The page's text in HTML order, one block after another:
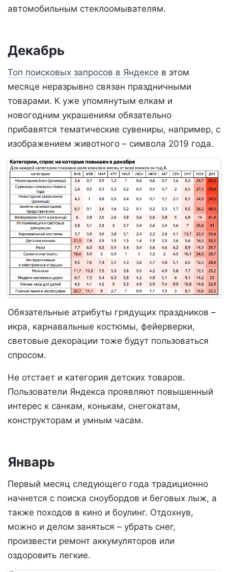
автомобильным стеклоомывателям.
Декабрь
Топ поисковых запросов в Яндексе в этом
месяце неразрывно связан праздничными
товарами. К уже упомянутым елкам и
новогодним украшениям обязательно
прибавятся тематические сувениры, например, с
изображением животного – символа 2019 года.
Обязательные атрибуты грядущих праздников –
икра, карнавальные костюмы, фейерверки,
световые декорации тоже будут пользоваться
спросом.
Не отстает и категория детских товаров.
Пользователи Яндекса проявляют повышенный
интерес к санкам, конькам, снегокатам,
конструкторам и умным часам.
Январь
Первый месяц следующего года традиционно
начнется с поиска сноубордов и беговых лыж, а
также походов в кино и боулинг. Отдохнув,
можно и делом заняться – убрать снег,
произвести ремонт аккумуляторов или
оздоровить легкие.